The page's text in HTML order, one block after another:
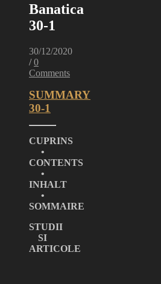
Banatica
30-1
30/12/2020
/ 0
Comments
SUMMARY
30-1
CUPRINS
•
CONTENTS
•
INHALT
•
SOMMAIRE
STUDII
SI
ARTICOLE